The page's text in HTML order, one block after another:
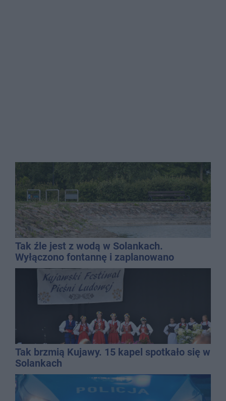
Tak źle jest z wodą w Solankach.
Wyłączono fontannę i zaplanowano
dolewkę
Tak brzmią Kujawy. 15 kapel spotkało się w
Solankach